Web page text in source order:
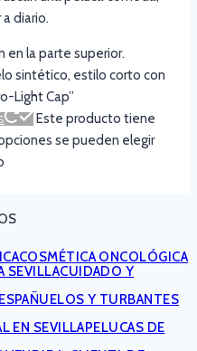
diario.
en la parte superior.
sintético, estilo corto con
Light Cap”
Este producto tiene
se pueden elegir
COSMÉTICA ONCOLÓGICA
CUIDADO Y
PAÑUELOS Y TURBANTES
PELUCAS DE